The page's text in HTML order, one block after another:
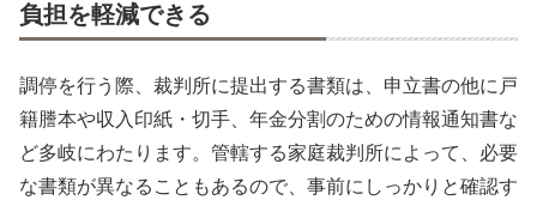
負担を軽減できる
調停を行う際、裁判所に提出する書類は、申立書の他に戸
籍謄本や収入印紙・切手、年金分割のための情報通知書な
ど多岐にわたります。管轄する家庭裁判所によって、必要
な書類が異なることもあるので、事前にしっかりと確認す